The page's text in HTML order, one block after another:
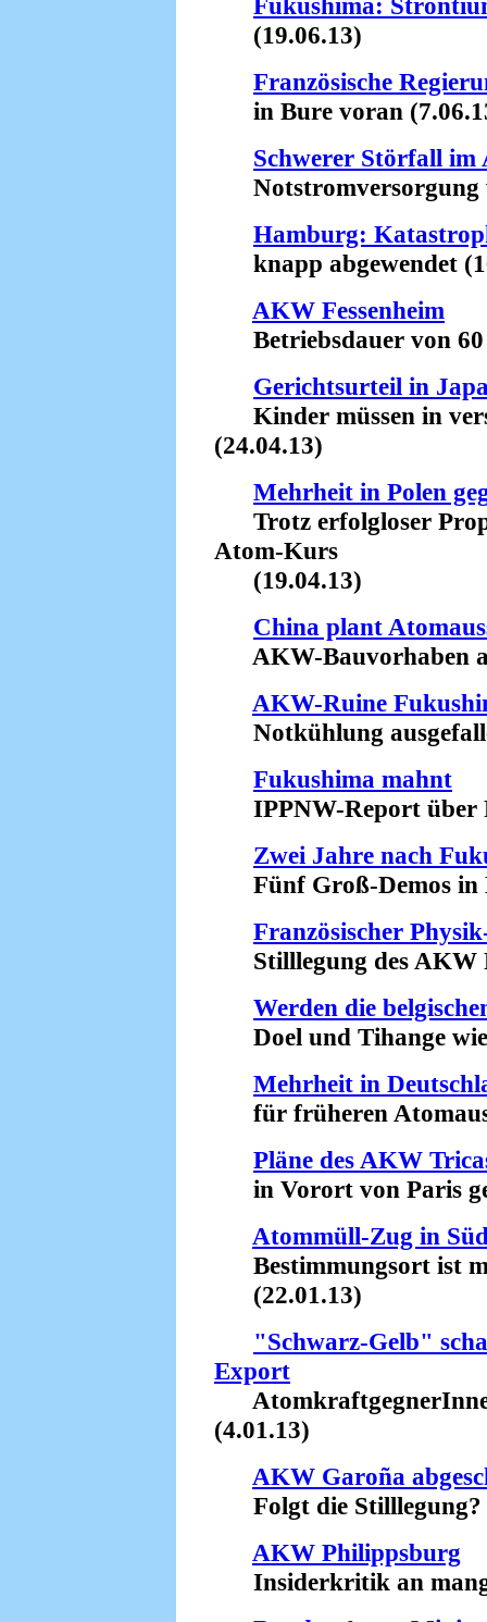
(19.06.13)
Französische
in Bure voran
Schwerer Störfall
Notstromversorgung
Hamburg:
knapp abgewendet
AKW Fessenheim
Betriebsdauer von 60
Gerichtsurteil in
Kinder müssen in
(24.04.13)
Mehrheit in Polen
Trotz erfolgloser
Atom-Kurs
(19.04.13)
China plant
AKW-Bauvorhaben
AKW-Ruine
Notkühlung
Fukushima mahnt
IPPNW-Report über
Zwei Jahre nach
Fünf Groß-Demos in
Französischer
Stilllegung des AKW
Werden die
Doel und Tihange
Mehrheit in
für früheren
Pläne des AKW
in Vorort von Paris
Atommüll-Zug in
Bestimmungsort ist
(22.01.13)
"Schwarz-Gelb"
Export
(4.01.13)
AKW Garoña
Folgt die Stilllegung?
AKW Philippsburg
Insiderkritik an